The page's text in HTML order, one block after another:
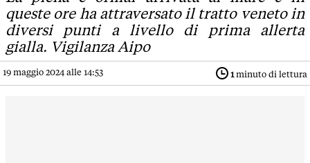
queste ore ha attraversato il tratto veneto in
diversi punti a livello di prima allerta
gialla. Vigilanza Aipo
19 maggio 2024 alle 14:53 1 minuto di lettura